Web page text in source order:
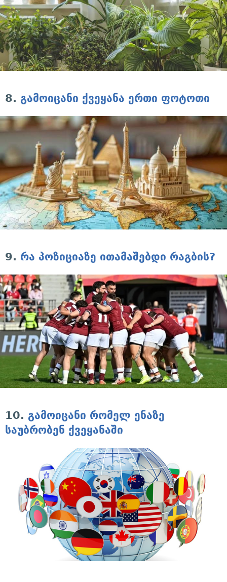
8. გამოიცანი ქვეყანა ერთი ფოტოთი
9. რა პოზიციაზე ითამაშებდი რაგბის?
10. გამოიცანი რომელ ენაზე
საუბრობენ ქვეყანაში